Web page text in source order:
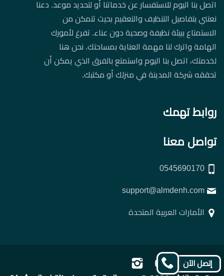
اتصل بنا اليوم للاستفسار عن خدماتنا أو لتحديد موعد. دعنا
نعتني بتفاصيل التنظيف والتعقيم بحيث تتمكن من
الاستمتاع ببيئة نظيفة وصحية دون عناء. تفرغ لأمورك
الهامة واترك لنا مهمة العناية بمساحتك. نحن هنا
لخدمتك، اتصل بنا اليوم واستمتع بالفرق الذي يمكن أن
تحققه شركة المدينة في منزلك أو مكتبك.
روابط تهمك
تواصل معنا
الأمارات العربية المتحدة
تابعنا
تابعنا
تابعنا
إتصل الآن